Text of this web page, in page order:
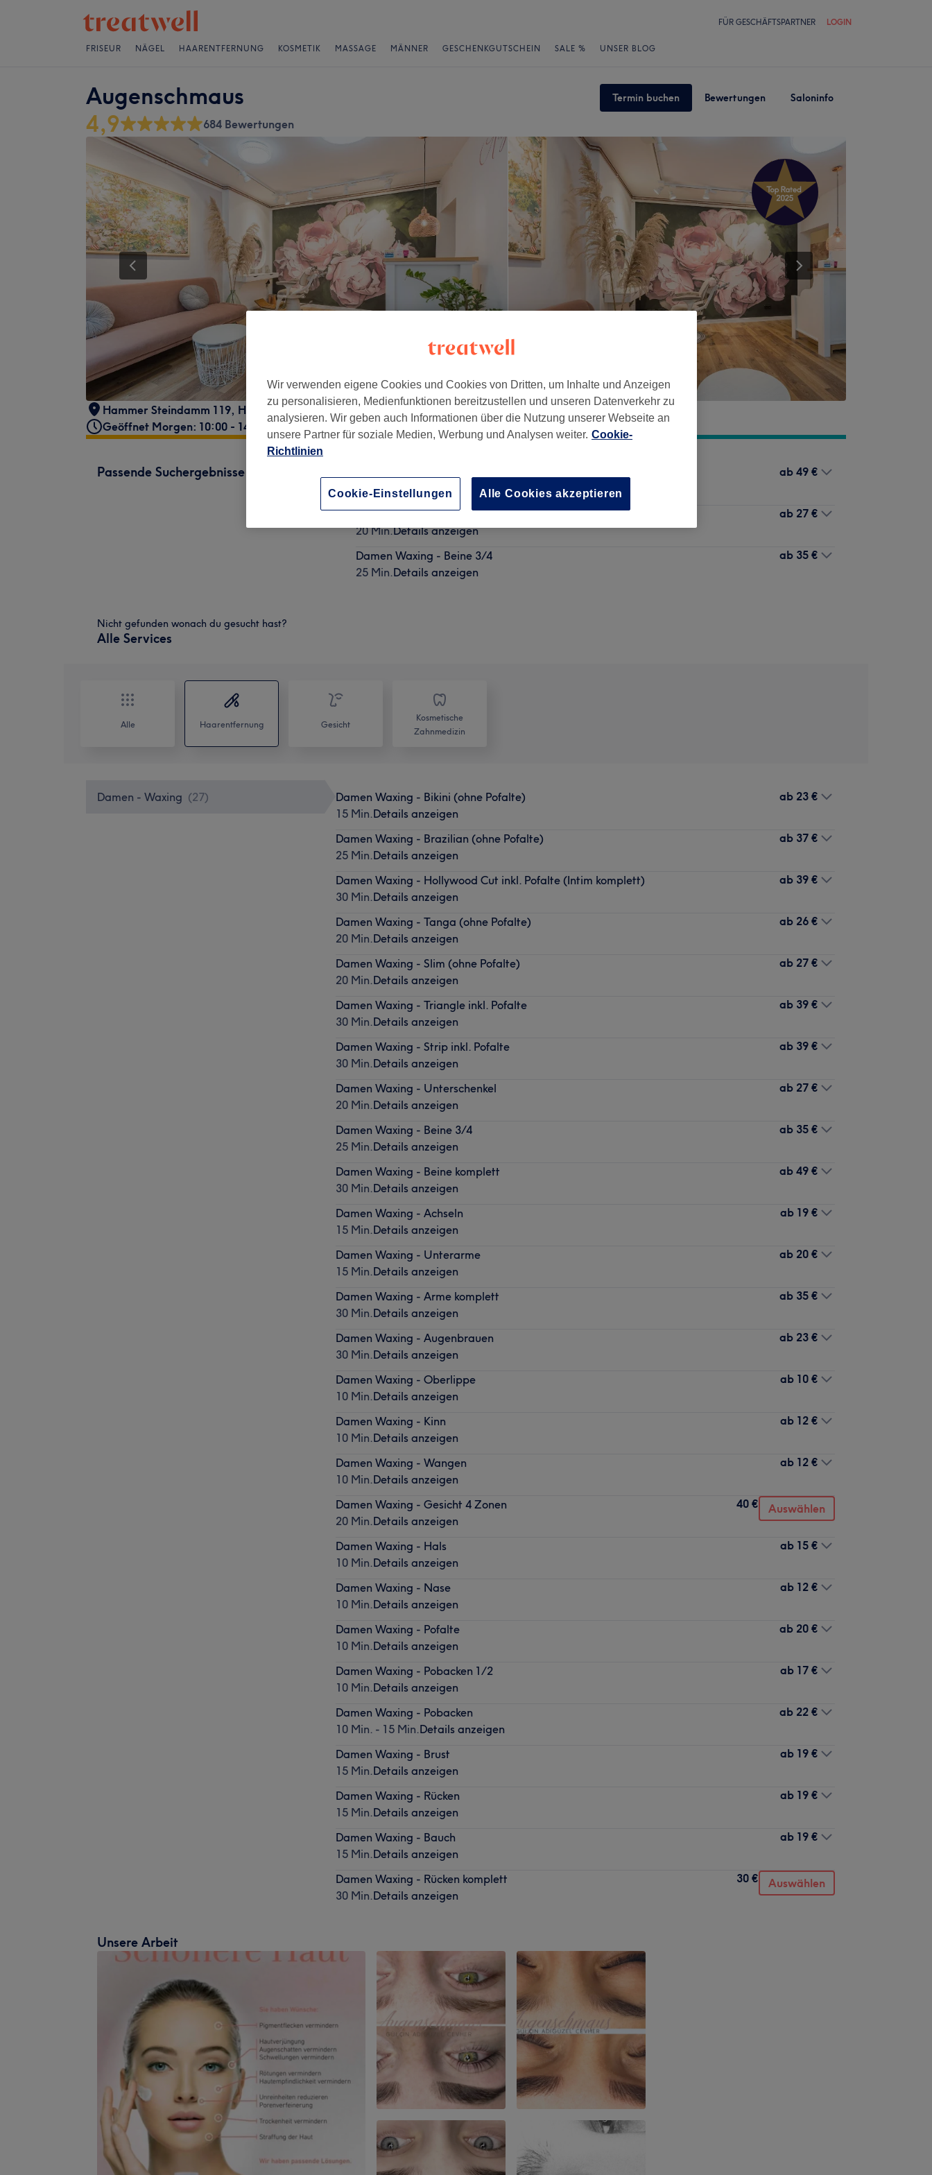
FÜR GESCHÄFTSPARTNER LOGIN
FRISEUR NÄGEL HAARENTFERNUNG KOSMETIK MASSAGE MÄNNER GESCHENKGUTSCHEIN SALE % UNSER BLOG
Augenschmaus Termin buchen Bewertungen Saloninfo
4,9 684 Bewertungen
Hammer Steindamm 119, Hamburg , 20535
Geöffnet Morgen: 10:00 - 14:00
Passende Suchergebnisse
30 Min.Details anzeigen
ab 49 €
Damen Waxing - Unterschenkel
20 Min.Details anzeigen
ab 27 €
Damen Waxing - Beine 3/4
25 Min.Details anzeigen
ab 35 €
Nicht gefunden wonach du gesucht hast?
Alle Services
Alle Haarentfernung Gesicht
Kosmetische
Zahnmedizin
Damen - Waxing (27)
Damen Waxing - Bikini (ohne Pofalte)
15 Min.Details anzeigen
ab 23 €
Damen Waxing - Brazilian (ohne Pofalte)
25 Min.Details anzeigen
ab 37 €
Damen Waxing - Hollywood Cut inkl. Pofalte (Intim komplett)
30 Min.Details anzeigen
ab 39 €
Damen Waxing - Tanga (ohne Pofalte)
20 Min.Details anzeigen
ab 26 €
Damen Waxing - Slim (ohne Pofalte)
20 Min.Details anzeigen
ab 27 €
Damen Waxing - Triangle inkl. Pofalte
30 Min.Details anzeigen
ab 39 €
Damen Waxing - Strip inkl. Pofalte
30 Min.Details anzeigen
ab 39 €
Damen Waxing - Unterschenkel
20 Min.Details anzeigen
ab 27 €
Damen Waxing - Beine 3/4
25 Min.Details anzeigen
ab 35 €
Damen Waxing - Beine komplett
30 Min.Details anzeigen
ab 49 €
Damen Waxing - Achseln
15 Min.Details anzeigen
ab 19 €
Damen Waxing - Unterarme
15 Min.Details anzeigen
ab 20 €
Damen Waxing - Arme komplett
30 Min.Details anzeigen
ab 35 €
Damen Waxing - Augenbrauen
30 Min.Details anzeigen
ab 23 €
Damen Waxing - Oberlippe
10 Min.Details anzeigen
ab 10 €
Damen Waxing - Kinn
10 Min.Details anzeigen
ab 12 €
Damen Waxing - Wangen
10 Min.Details anzeigen
ab 12 €
Damen Waxing - Gesicht 4 Zonen
20 Min.Details anzeigen
40 € Auswählen
Damen Waxing - Hals
10 Min.Details anzeigen
ab 15 €
Damen Waxing - Nase
10 Min.Details anzeigen
ab 12 €
Damen Waxing - Pofalte
10 Min.Details anzeigen
ab 20 €
Damen Waxing - Pobacken 1/2
10 Min.Details anzeigen
ab 17 €
Damen Waxing - Pobacken
10 Min. - 15 Min.Details anzeigen
ab 22 €
Damen Waxing - Brust
15 Min.Details anzeigen
ab 19 €
Damen Waxing - Rücken
15 Min.Details anzeigen
ab 19 €
Damen Waxing - Bauch
15 Min.Details anzeigen
ab 19 €
Damen Waxing - Rücken komplett
30 Min.Details anzeigen
30 € Auswählen
Unsere Arbeit
Wir verwenden eigene Cookies und Cookies von Dritten, um Inhalte und Anzeigen
zu personalisieren, Medienfunktionen bereitzustellen und unseren Datenverkehr zu
analysieren. Wir geben auch Informationen über die Nutzung unserer Webseite an
unsere Partner für soziale Medien, Werbung und Analysen weiter. Cookie-
Richtlinien
Cookie-Einstellungen Alle Cookies akzeptieren